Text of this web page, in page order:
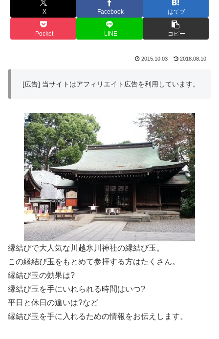
X Facebook はてブ
Pocket LINE コピー
2015.10.03 2018.08.10
[広告] 当サイトはアフィリエイト広告を利用しています。
縁結びで大人気な川越氷川神社の縁結び玉。
この縁結び玉をもとめて参拝する方はたくさん。
縁結び玉の効果は?
縁結び玉を手にいれられる時間はいつ?
平日と休日の違いは?など
縁結び玉を手に入れるための情報をお伝えします。